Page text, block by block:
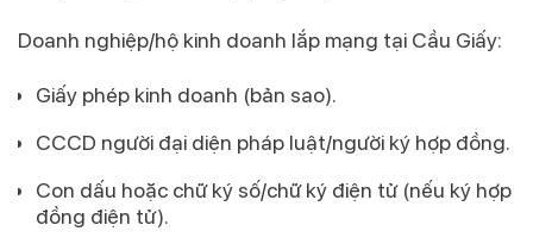
Doanh nghiệp/hộ kinh doanh lắp mạng tại Cầu Giấy:
Giấy phép kinh doanh (bản sao).
CCCD người đại diện pháp luật/người ký hợp đồng.
Con dấu hoặc chữ ký số/chữ ký điện tử(nếu ký hợp
đồng điện tử).